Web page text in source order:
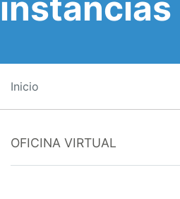
Inicio
OFICINA VIRTUAL